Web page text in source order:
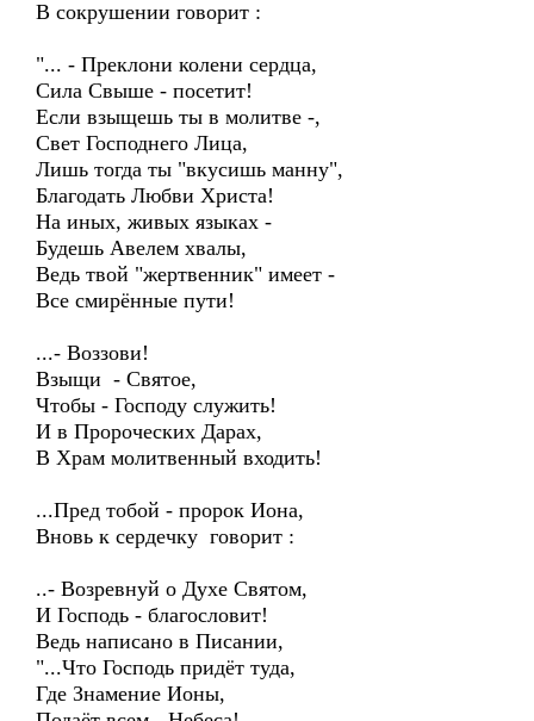
В сокрушении говорит :
"... - Преклони колени сердца,
Сила Свыше - посетит!
Если взыщешь ты в молитве -,
Свет Господнего Лица,
Лишь тогда ты "вкусишь манну",
Благодать Любви Христа!
На иных, живых языках -
Будешь Авелем хвалы,
Ведь твой "жертвенник" имеет -
Все смирённые пути!
...- Воззови!
Взыщи - Святое,
Чтобы - Господу служить!
И в Пророческих Дарах,
В Храм молитвенный входить!
...Пред тобой - пророк Иона,
Вновь к сердечку говорит :
..- Возревнуй о Духе Святом,
И Господь - благословит!
Ведь написано в Писании,
"...Что Господь придёт туда,
Где Знамение Ионы,